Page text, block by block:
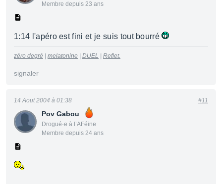
Membre depuis 23 ans
1:14 l'apéro est fini et je suis tout bourré
zéro degré melatonine DUEL Reflet.
signaler
Pov Gabou
Drogué·e à l’AFéine
Membre depuis 24 ans
14 Aout 2004 à 01:38 #11